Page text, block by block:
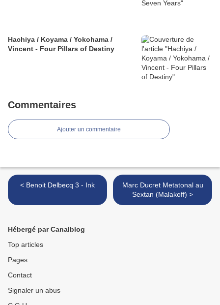
Hachiya / Koyama / Yokohama /
Vincent - Four Pillars of Destiny
Commentaires
Ajouter un commentaire
< Benoit Delbecq 3 - Ink
Marc Ducret Metatonal au
Sextan (Malakoff) >
Hébergé par Canalblog
Top articles
Pages
Contact
Signaler un abus